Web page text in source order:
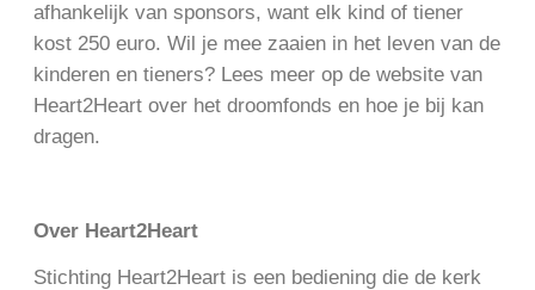
afhankelijk van sponsors, want elk kind of tiener
kost 250 euro. Wil je mee zaaien in het leven van de
kinderen en tieners? Lees meer op de website van
Heart2Heart over het droomfonds en hoe je bij kan
dragen.
Over Heart2Heart
Stichting Heart2Heart is een bediening die de kerk